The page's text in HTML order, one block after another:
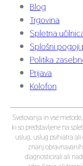
Blog
Trgovina
Spletna
Splošni pogoji
Politika
Prijava
Kolofon
Svetovanja in vse
ki so predstavljene na
uslug, uslug psihiatra
znanj
diagnosticirali ali